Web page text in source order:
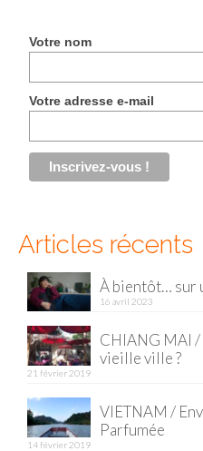
Penang
Singapour
Vietnam
Hanoi
Hué
Mu Cang Chai
Ninh Binh
Quy Nhon
Votre nom
Votre adresse e-mail
Articles récents
À bientôt… sur
16 avril 2023
CHIANG MAI /
vieille ville ?
21 février 2019
VIETNAM /
Parfumée
14 février 2019